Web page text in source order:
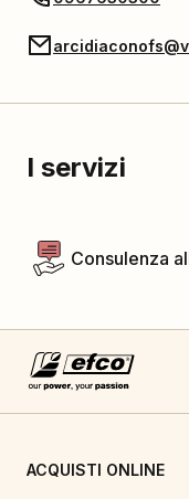
I servizi
Consulenza
ACQUISTI ONLINE